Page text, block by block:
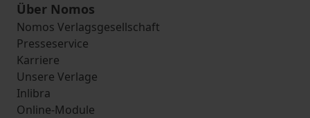
Über Nomos
Nomos Verlagsgesellschaft
Presseservice
Karriere
Unsere Verlage
Inlibra
Online-Module